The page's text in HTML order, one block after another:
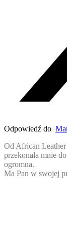
Odpowiedź do
Od African
przekonała mnie
ogromna.
Ma Pan w swojej